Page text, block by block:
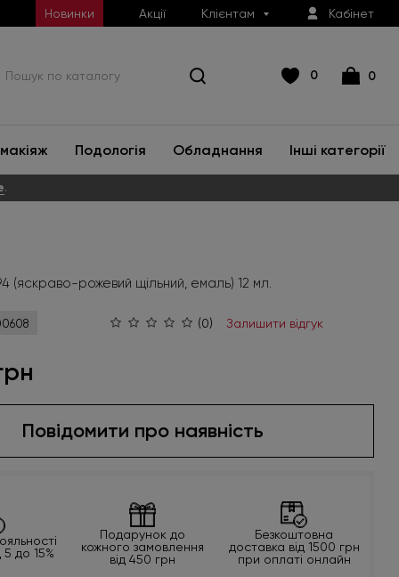
Новинки Акції Клієнтам Кабінет
0 0
Подологія Обладнання Інші категорії
.
(яскраво-рожевий щільний, емаль) 12 мл.
(0) Залишити відгук
Повідомити про наявність
5 до 15%
Подарунок до
кожного замовлення
від 450 грн
Безкоштовна
доставка від 1500 грн
при оплаті онлайн